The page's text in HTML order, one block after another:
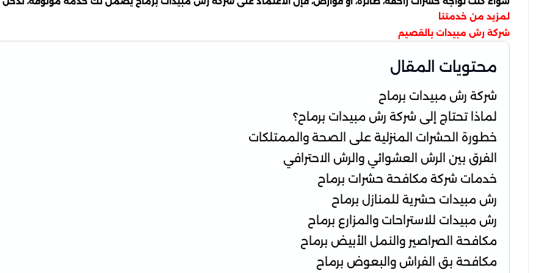
لمزيد من خدمتنا
شركة رش مبيدات بالقصيم
محتويات المقال
شركة رش مبيدات برماح
لماذا تحتاج إلى شركة رش مبيدات برماح؟
خطورة الحشرات المنزلية على الصحة والممتلكات
الفرق بين الرش العشوائي والرش الاحترافي
خدمات شركة مكافحة حشرات برماح
رش مبيدات حشرية للمنازل برماح
رش مبيدات للاستراحات والمزارع برماح
مكافحة الصراصير والنمل الأبيض برماح
مكافحة بق الفراش والبعوض برماح